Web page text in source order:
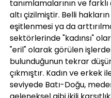
tanımlamalarının ve
altı çizilmiştir. Belli
eşitlenmesi ya da
sektörlerinde "kadınsı"
"eril" olarak görülen
bulunduğunun tekrar
çıkmıştır. Kadın ve erkek
seviyede Batı-Doğu,